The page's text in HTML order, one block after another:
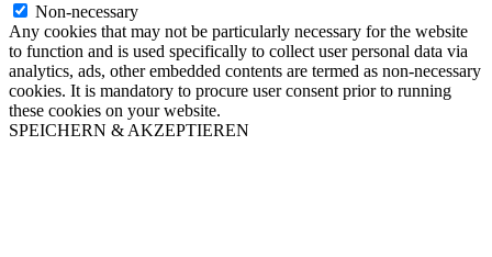
Non-necessary
Any cookies that may not be particularly necessary for the website
to function and is used specifically to collect user personal data via
analytics, ads, other embedded contents are termed as non-necessary
cookies. It is mandatory to procure user consent prior to running
these cookies on your website.
SPEICHERN & AKZEPTIEREN